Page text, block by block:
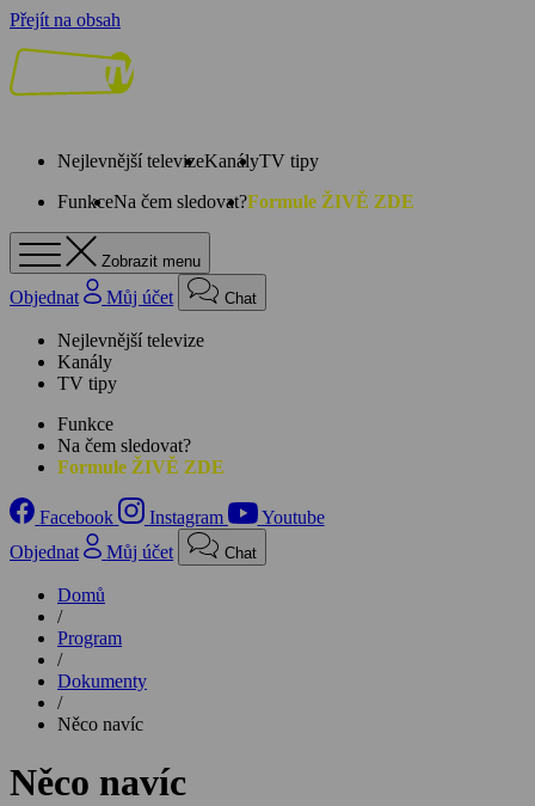
Přejít na obsah
Nejlevnější televizeKanályTV tipy
FunkceNa čem sledovat?Formule ŽIVĚ ZDE
Zobrazit menu
Objednat Můj účet Chat
Nejlevnější televize
Kanály
TV tipy
Funkce
Na čem sledovat?
Formule ŽIVĚ ZDE
Facebook Instagram
Youtube
Objednat
Můj účet Chat
Domů
/
Program
/
Dokumenty
/
Něco navíc
Něco navíc